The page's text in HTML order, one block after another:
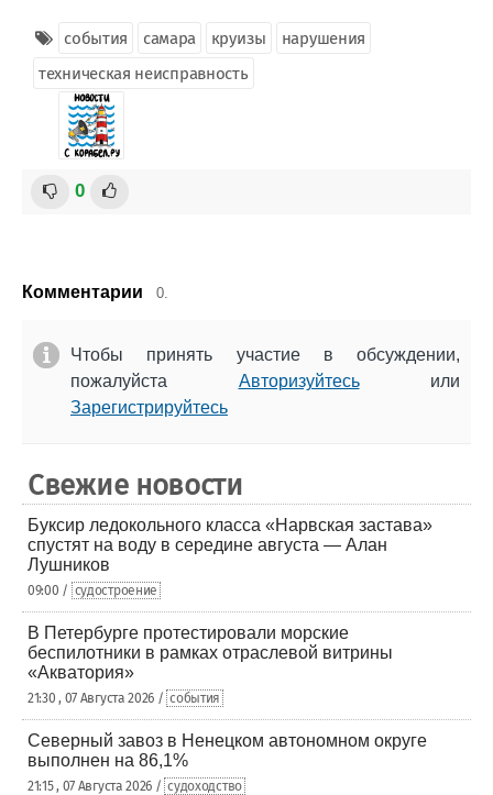
события самара круизы
нарушения
техническая неисправность
0
Комментарии 0.
Чтобы принять участие в обсуждении,
пожалуйста Авторизуйтесьили
Зарегистрируйтесь
Свежие новости
Буксир ледокольного класса «Нарвская застава»
спустят на воду в середине августа — Алан
Лушников
09:00 / судостроение
В Петербурге протестировали морские
беспилотники в рамках отраслевой витрины
«Акватория»
21:30 , 07 Августа 2026 / события
Северный завоз в Ненецком автономном округе
выполнен на 86,1%
21:15 , 07 Августа 2026 / судоходство